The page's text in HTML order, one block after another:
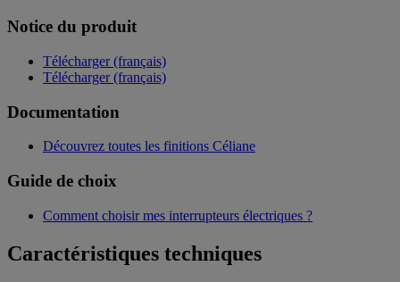
Notice du produit
Télécharger (français)
Télécharger (français)
Documentation
Découvrez toutes les finitions Céliane
Guide de choix
Comment choisir mes interrupteurs électriques ?
Caractéristiques techniques